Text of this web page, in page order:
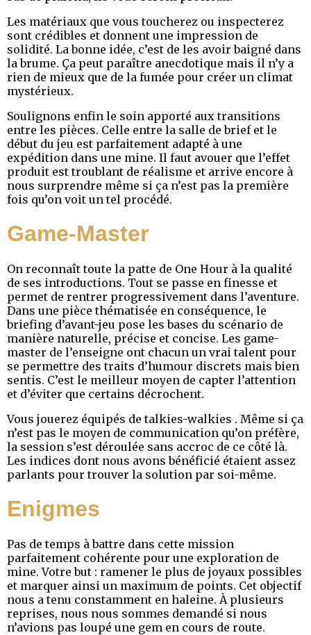
Les matériaux que vous toucherez ou inspecterez
sont crédibles et donnent une impression de
solidité. La bonne idée, c’est de les avoir baigné dans
la brume. Ça peut paraître anecdotique mais il n’y a
rien de mieux que de la fumée pour créer un climat
mystérieux.
Soulignons enfin le soin apporté aux transitions
entre les pièces. Celle entre la salle de brief et le
début du jeu est parfaitement adapté à une
expédition dans une mine. Il faut avouer que l’effet
produit est troublant de réalisme et arrive encore à
nous surprendre même si ça n’est pas la première
fois qu’on voit un tel procédé.
Game-Master
On reconnaît toute la patte de One Hour à la qualité
de ses introductions. Tout se passe en finesse et
permet de rentrer progressivement dans l’aventure.
Dans une pièce thématisée en conséquence, le
briefing d’avant-jeu pose les bases du scénario de
manière naturelle, précise et concise. Les game-
master de l’enseigne ont chacun un vrai talent pour
se permettre des traits d’humour discrets mais bien
sentis. C’est le meilleur moyen de capter l’attention
et d’éviter que certains décrochent.
Vous jouerez équipés de talkies-walkies . Même si ça
n’est pas le moyen de communication qu’on préfère,
la session s’est déroulée sans accroc de ce côté là.
Les indices dont nous avons bénéficié étaient assez
parlants pour trouver la solution par soi-même.
Enigmes
Pas de temps à battre dans cette mission
parfaitement cohérente pour une exploration de
mine. Votre but : ramener le plus de joyaux possibles
et marquer ainsi un maximum de points. Cet objectif
nous a tenu constamment en haleine. À plusieurs
reprises, nous nous sommes demandé si nous
n’avions pas loupé une gem en cours de route.